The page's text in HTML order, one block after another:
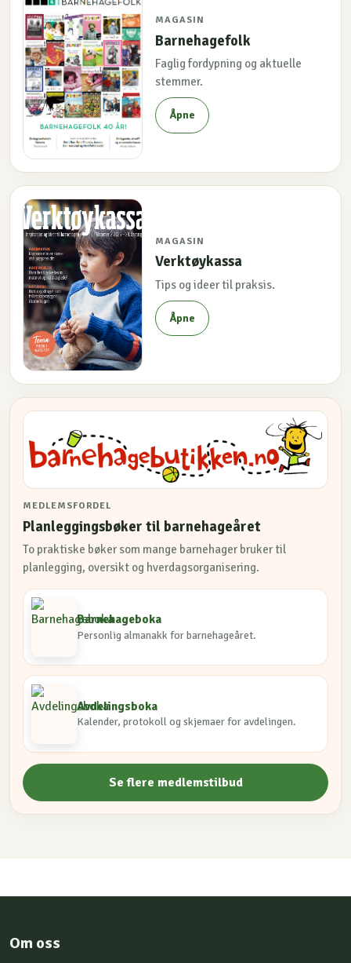
MAGASIN
Barnehagefolk
Faglig fordypning og aktuelle
stemmer.
Åpne
MAGASIN
Verktøykassa
Tips og ideer til praksis.
Åpne
MEDLEMSFORDEL
Planleggingsbøker til barnehageåret
To praktiske bøker som mange barnehager bruker til
planlegging, oversikt og hverdagsorganisering.
Barnehageboka
Personlig almanakk for barnehageåret.
Avdelingsboka
Kalender, protokoll og skjemaer for avdelingen.
Se flere medlemstilbud
Om oss